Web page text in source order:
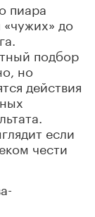
пиара
«чужих» до
подбор
но
действия
если
чести